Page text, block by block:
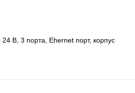
В, 3 порта, Ehernet порт, корпус